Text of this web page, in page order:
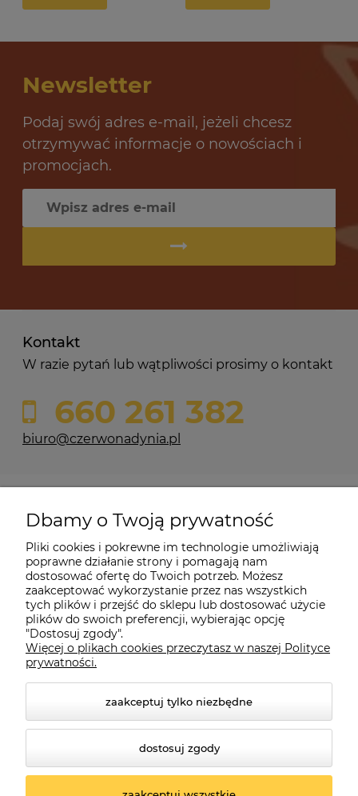
Newsletter
Podaj swój adres e-mail, jeżeli chcesz
otrzymywać informacje o nowościach i
promocjach.
Kontakt
W razie pytań lub wątpliwości prosimy o kontakt
660 261 382
biuro@czerwonadynia.pl
Moje konto
O firmie
Czerwona Dynia|ul. Konarskiego 9a| 66-200 Świebodzin |
Dbamy o Twoją prywatność
Pliki cookies i pokrewne im technologie umożliwiają
poprawne działanie strony i pomagają nam
dostosować ofertę do Twoich potrzeb. Możesz
zaakceptować wykorzystanie przez nas wszystkich
tych plików i przejść do sklepu lub dostosować użycie
plików do swoich preferencji, wybierając opcję
"Dostosuj zgody".
Więcej o plikach cookies przeczytasz w naszej Polityce
prywatności.
zaakceptuj tylko niezbędne
dostosuj zgody